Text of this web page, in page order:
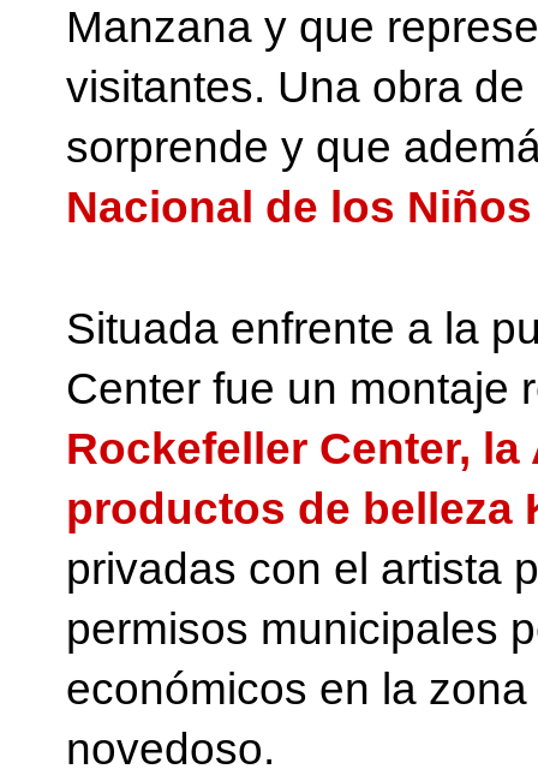
Manzana y que
visitantes. Una obra
sorprende y que
Nacional de los
Situada enfrente a la
Rockefeller Center,
productos de belleza
privadas con el artista
permisos municipales
económicos en la
novedoso.